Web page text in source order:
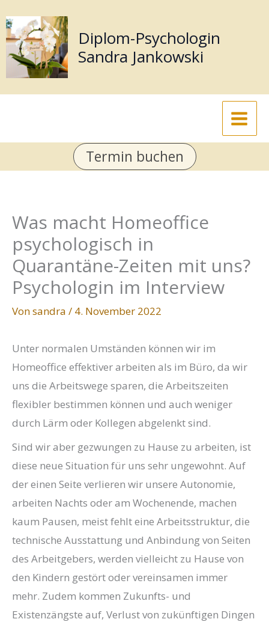
Inhalt
springen
Diplom-Psychologin
Sandra Jankowski
Termin buchen
Was macht Homeoffice
psychologisch in
Quarantäne-Zeiten mit uns?
Psychologin im Interview
Vonsandra / 4. November 2022
Unter normalen Umständen können wir im
Homeoffice effektiver arbeiten als im Büro, da wir
uns die Arbeitswege sparen, die Arbeitszeiten
flexibler bestimmen können und auch weniger
durch Lärm oder Kollegen abgelenkt sind.
Sind wir aber gezwungen zu Hause zu arbeiten, ist
diese neue Situation für uns sehr ungewohnt. Auf
der einen Seite verlieren wir unsere Autonomie,
arbeiten Nachts oder am Wochenende, machen
kaum Pausen, meist fehlt eine Arbeitsstruktur, die
technische Ausstattung und Anbindung von Seiten
des Arbeitgebers, werden vielleicht zu Hause von
den Kindern gestört oder vereinsamen immer
mehr. Zudem kommen Zukunfts- und
Existenzängste auf, Verlust von zukünftigen Dingen